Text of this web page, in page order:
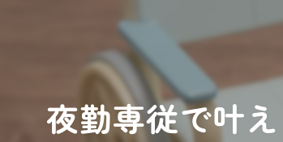
夜勤専従で叶